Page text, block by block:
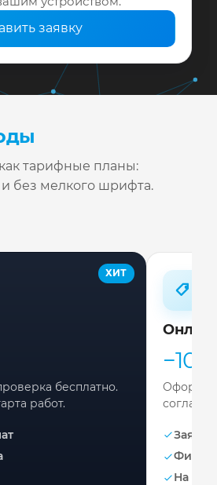
заявку
тарифные планы:
без мелкого шрифта.
ХИТ
бесплатно.
работ.
−10%
Заявка
На